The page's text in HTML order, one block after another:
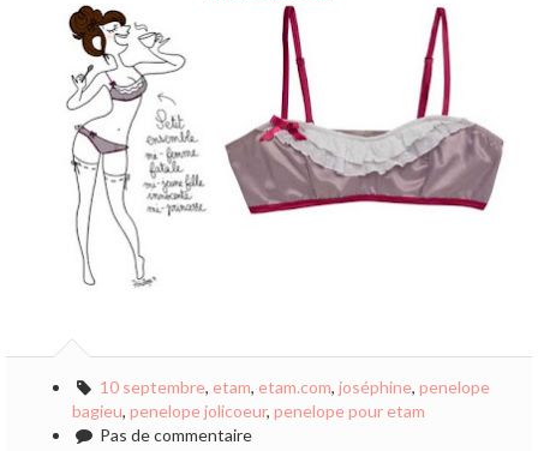
10 septembre, etam, etam.com, joséphine, penelope
bagieu, penelope jolicoeur, penelope pour etam
Pas de commentaire